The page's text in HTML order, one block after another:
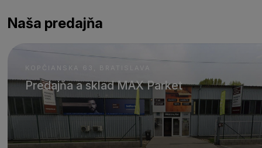
Naša predajňa
KOPČIANSKA 63, BRATISLAVA
Predajňa a sklad MAX Parket